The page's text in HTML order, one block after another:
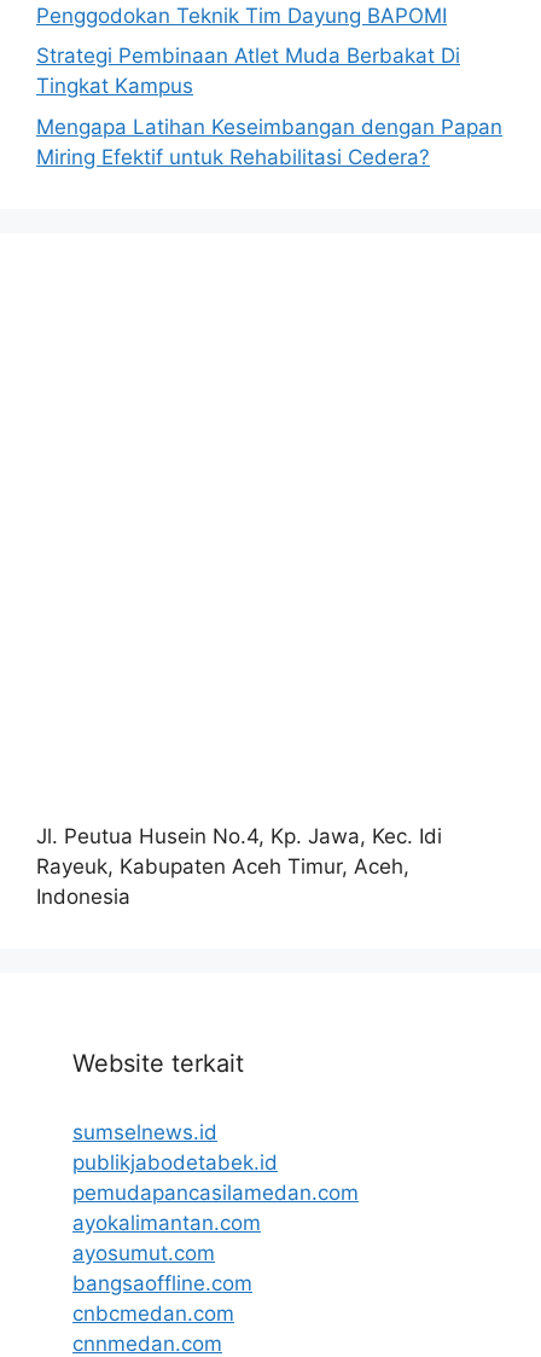
Penggodokan Teknik Tim Dayung BAPOMI
Strategi Pembinaan Atlet Muda Berbakat Di
Tingkat Kampus
Mengapa Latihan Keseimbangan dengan Papan
Miring Efektif untuk Rehabilitasi Cedera?
Jl. Peutua Husein No.4, Kp. Jawa, Kec. Idi
Rayeuk, Kabupaten Aceh Timur, Aceh,
Indonesia
Website terkait
sumselnews.id
publikjabodetabek.id
pemudapancasilamedan.com
ayokalimantan.com
ayosumut.com
bangsaoffline.com
cnbcmedan.com
cnnmedan.com